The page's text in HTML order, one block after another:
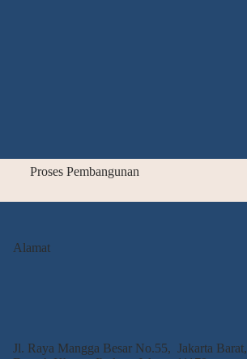
Proses Pembangunan
Alamat
Jl. Raya Mangga Besar No.55, Jakarta Barat,